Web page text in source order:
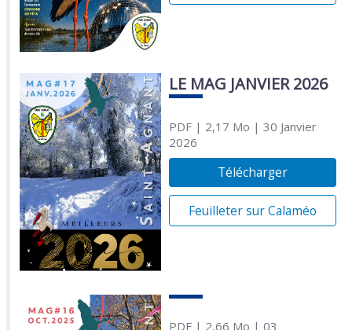
LE MAG JANVIER 2026
PDF| 2,17 Mo | 30 Janvier
2026
Télécharger
Feuilleter sur Calaméo
PDF| 2,66 Mo | 03